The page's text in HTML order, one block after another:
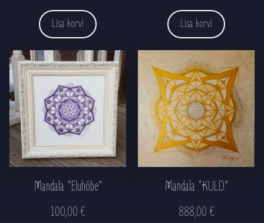
Lisa korvi Lisa korvi
Mandala “Eluhõbe”
100,00 €
Mandala “KULD”
888,00 €